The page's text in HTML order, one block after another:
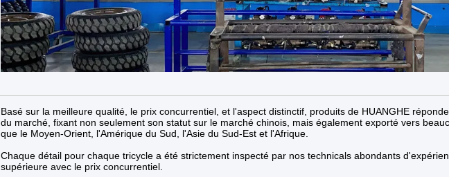
Basé sur la meilleure qualité, le prix concurrentiel, et l'aspect distinctif, produits de HUANGHE
du marché, fixant non seulement son statut sur le marché chinois, mais également exporté vers
que le Moyen-Orient, l'Amérique du Sud, l'Asie du Sud-Est et l'Afrique.
Chaque détail pour chaque tricycle a été strictement inspecté par nos technicals abondants
supérieure avec le prix concurrentiel.